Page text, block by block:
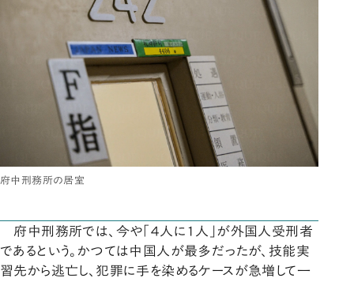
府中刑務所の居室
府中刑務所では、今や「４人に１人」が外国人受刑者
であるという。かつては中国人が最多だったが、技能実
習先から逃亡し、犯罪に手を染めるケースが急増して一